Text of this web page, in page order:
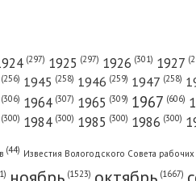
(297) 1925 (297) 1926 (301) 1927
(256) 1945 (258) 1946 (259) 1947 (258)
(306) 1964 (307) 1965 (309) 1967 (606)
(300) 1984 (300) 1985 (300) 1986 (300)
(44) Известия Вологодского Совета
(1523) (1667)